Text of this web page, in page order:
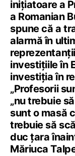
inițiatoare a
a Romanian
spune că a
alarmă în
investițiile în
investiția în
„Profesorii
„nu trebuie
sunt o masă
trebuie să
duc țara
Măriuca